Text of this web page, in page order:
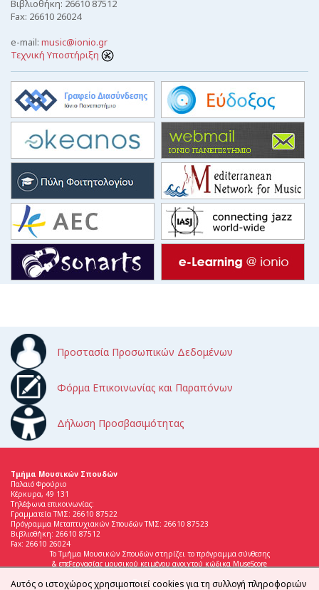
Βιβλιοθήκη: 26610 87512
Fax: 26610 26024
e-mail: music@ionio.gr
Τεχνική Υποστήριξη
Προστασία Προσωπικών Δεδομένων
Φόρμα Επικοινωνίας και Παραπόνων
Δήλωση Προσβασιμότητας
Τμήμα Μουσικών Σπουδών
Παλαιό Φρούριο
Κέρκυρα, 49 131
Τηλέφωνα επικοινωνίας:
Γραμματεία ΤΜΣ: 26610 87522
Πρόγραμμα Μεταπτυχιακών Σπουδών ΤΜΣ: 26610 87523
Βιβλιοθήκη: 26610 87512
Fax: 26610 26024
Το Τμήμα Μουσικών Σπουδών στηρίζει το πρόγραμμα σύνθεσης
& επεξεργασίας μουσικού κειμένου ανοιχτού κώδικα MuseScore
Αυτός ο ιστοχώρος χρησιμοποιεί cookies για τη συλλογή πληροφοριών